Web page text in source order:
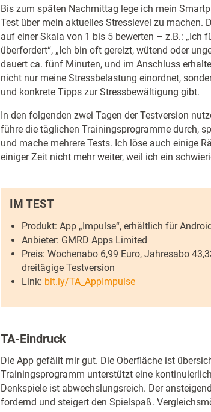
Bis zum späten Nachmittag lege ich mein
Test über mein aktuelles Stresslevel zu machen.
auf einer Skala von 1 bis 5 bewerten – z.B.: „Ich
überfordert“, „Ich bin oft gereizt, wütend oder
dauert ca. fünf Minuten, und im Anschluss
nicht nur meine Stressbelastung einordnet,
und konkrete Tipps zur Stressbewältigung gibt.
In den folgenden zwei Tagen der Testversion
führe die täglichen Trainingsprogramme durch,
und mache mehrere Tests. Ich löse auch einige
einiger Zeit nicht mehr weiter, weil ich ein
IM TEST
Produkt: App „Impulse“, erhältlich für
Anbieter: GMRD Apps Limited
Preis: Wochenabo 6,99 Euro, Jahresabo
dreitägige Testversion
Link: bit.ly/TA_AppImpulse
TA-Eindruck
Die App gefällt mir gut. Die Oberfläche ist
Trainingsprogramm unterstützt eine
Denkspiele ist abwechslungsreich. Der
fordernd und steigert den Spielspaß.